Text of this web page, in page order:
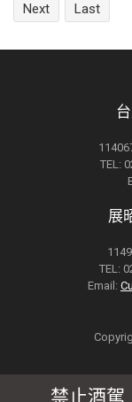
Next
Last
TEL:
展
TEL:
Email:
禁止酒駕